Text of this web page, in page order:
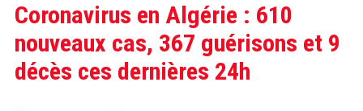
Coronavirus en Algérie : 610
nouveaux cas, 367 guérisons et 9
décès ces dernières 24h